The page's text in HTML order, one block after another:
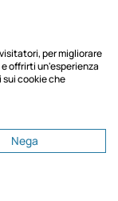
- REA
12062 Cherasco
per migliorare
offrirti un'esperienza
cookie che
Nega